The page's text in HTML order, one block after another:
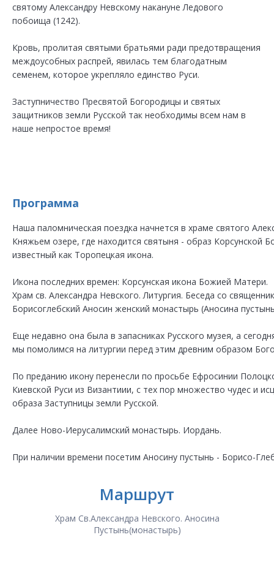
святому Александру Невскому накануне Ледового
побоища (1242).
Кровь, пролитая святыми братьями ради предотвращения
междоусобных распрей, явилась тем благодатным
семенем, которое укрепляло единство Руси.
Заступничество Пресвятой Богородицы и святых
защитников земли Русской так необходимы всем нам в
наше непростое время!
Программа
Наша паломническая поездка начнется в храме святого
Княжьем озере, где находится святыня - образ Корсунской
известный как Торопецкая икона.
Икона последних времен: Корсунская икона Божией Матери.
Храм св. Александра Невского. Литургия. Беседа со
Борисоглебский Аносин женский монастырь (Аносина
Еще недавно она была в запасниках Русского музея, а
мы помолимся на литургии перед этим древним образом
По преданию икону перенесли по просьбе Ефросинии
Киевской Руси из Византиии, с тех пор множество чудес и
образа Заступницы земли Русской.
Далее Ново-Иерусалимский монастырь. Иордань.
При наличии времени посетим Аносину пустынь - Борисо-
Маршрут
Храм Св.Александра Невского. Аносина
Пустынь(монастырь)